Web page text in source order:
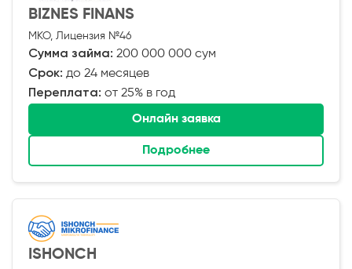
BIZNES FINANS
МКО, Лицензия №46
Сумма займа: 200 000 000 сум
Срок: до 24 месяцев
Переплата: от 25% в год
Онлайн заявка
Подробнее
ISHONCH